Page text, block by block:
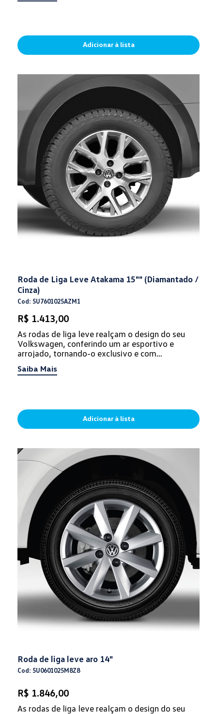
Adicionar à lista
Roda de Liga Leve Atakama 15"" (Diamantado /
Cinza)
Cod: 5U7601025AZM1
R$ 1.413,00
As rodas de liga leve realçam o design do seu
Volkswagen, conferindo um ar esportivo e
arrojado, tornando-o exclusivo e com
Saiba Mais
Adicionar à lista
Roda de liga leve aro 14"
Cod: 5U0601025M8Z8
R$ 1.846,00
As rodas de liga leve realçam o design do seu